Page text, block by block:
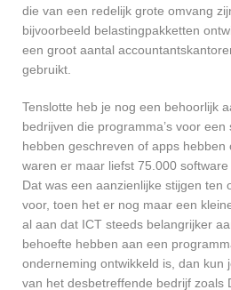
die van een redelijk grote omvang
bijvoorbeeld belastingpakketten
een groot aantal
gebruikt.
Tenslotte heb je nog een behoorlijk
bedrijven die programma’s voor
hebben geschreven of apps hebben
waren er maar liefst 75.000
Dat was een aanzienlijke stijgen ten
voor, toen het er nog maar een
al aan dat ICT steeds belangrijker
behoefte hebben aan een
onderneming ontwikkeld is, dan kun
van het desbetreffende bedrijf zoals